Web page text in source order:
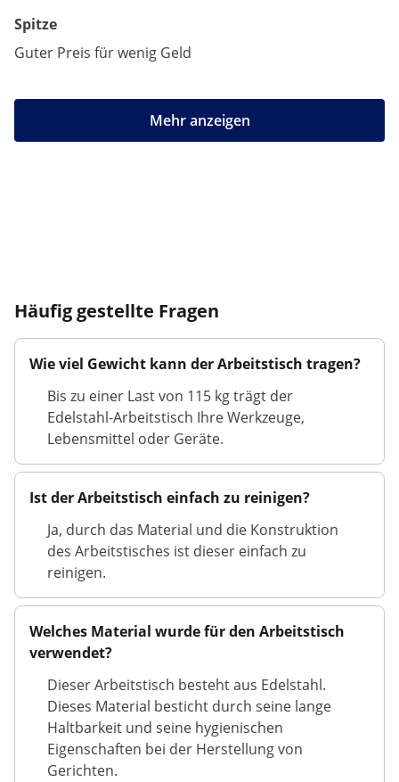
Spitze
Guter Preis für wenig Geld
Mehr anzeigen
Häufig gestellte Fragen
Wie viel Gewicht kann der Arbeitstisch tragen?
Bis zu einer Last von 115 kg trägt der
Edelstahl-Arbeitstisch Ihre Werkzeuge,
Lebensmittel oder Geräte.
Ist der Arbeitstisch einfach zu reinigen?
Ja, durch das Material und die Konstruktion
des Arbeitstisches ist dieser einfach zu
reinigen.
Welches Material wurde für den Arbeitstisch
verwendet?
Dieser Arbeitstisch besteht aus Edelstahl.
Dieses Material besticht durch seine lange
Haltbarkeit und seine hygienischen
Eigenschaften bei der Herstellung von
Gerichten.